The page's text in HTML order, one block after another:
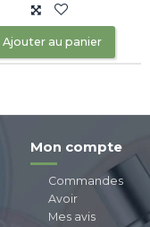
Ajouter au panier
Mon compte
Commandes
Avoir
Mes avis